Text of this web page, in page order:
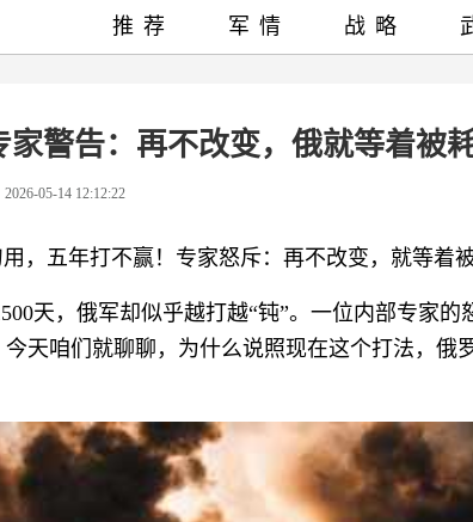
警告：再不改变，俄就等着被耗
2026-05-14 12:12:22
，五年打不赢！专家怒斥：再不改变，就等着
天，俄军却似乎越打越“钝”。一位内部专家的
天咱们就聊聊，为什么说照现在这个打法，俄
推荐 军情 战略